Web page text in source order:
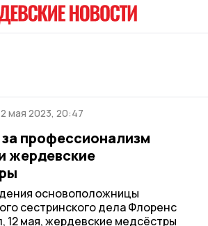
мая 2023, 20:47
профессионализм
жердевские
основоположницы
сестринского дела Флоренс
12 мая, жердевские медсёстры